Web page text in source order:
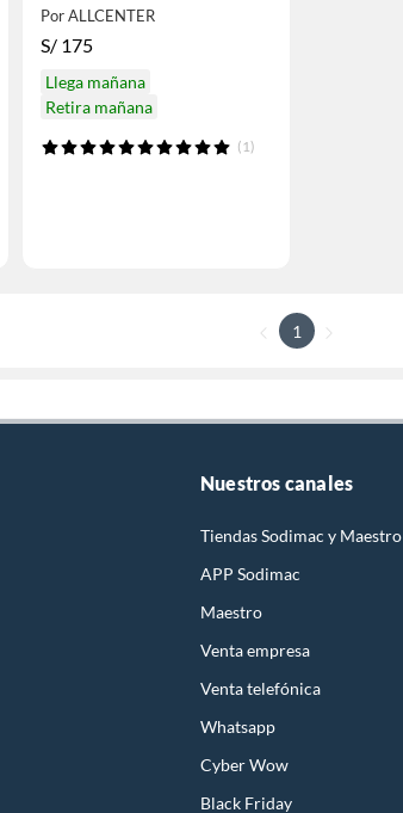
Por ALLCENTER
S/ 175
Llega mañana
Retira mañana
(1)
1
Nuestros canales
Tiendas Sodimac y Maestro
APP Sodimac
Maestro
Venta empresa
Venta telefónica
Whatsapp
Cyber Wow
Black Friday